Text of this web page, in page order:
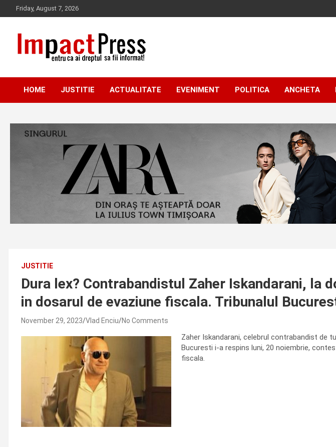
to
Friday, August 7, 2026
IMPACTPRESS
HOME JUSTITIE ACTUALITATE EVENIMENT POLITICA ANCHETA
JUSTITIE
Dura lex? Contrabandistul Zaher Iskandarani, la
in dosarul de evaziune fiscala. Tribunalul
November 29, 2023 Vlad Enciu No Comments
Zaher Iskandarani, celebrul contrabandist de
Bucuresti i-a respins luni, 20 noiembrie,
fiscala.